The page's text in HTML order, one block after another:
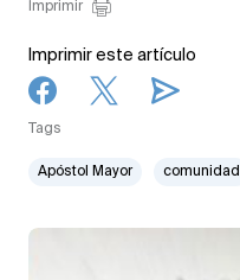
Imprimir
Imprimir este artículo
Tags
Apóstol Mayor comunidad